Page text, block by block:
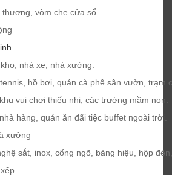
thượng, vòm che cửa sổ.
nhà xe, nhà xưởng.
hồ bơi, quán cà phê sân vườn, trạm
vui chơi thiếu nhi, các trường mầm non.
hàng, quán ăn đãi tiệc buffet ngoài trời.
xưởng
sắt, inox, cổng ngõ, bảng hiệu, hộp